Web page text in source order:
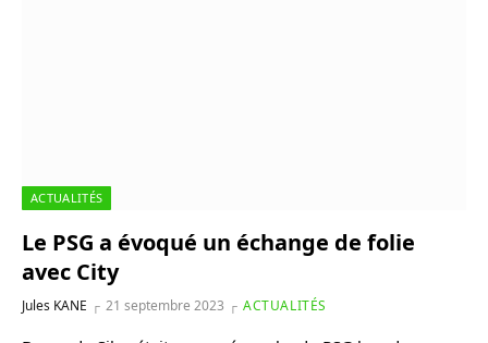
ACTUALITÉS
Le PSG a évoqué un échange de folie
avec City
Jules KANE 21 septembre 2023 ACTUALITÉS